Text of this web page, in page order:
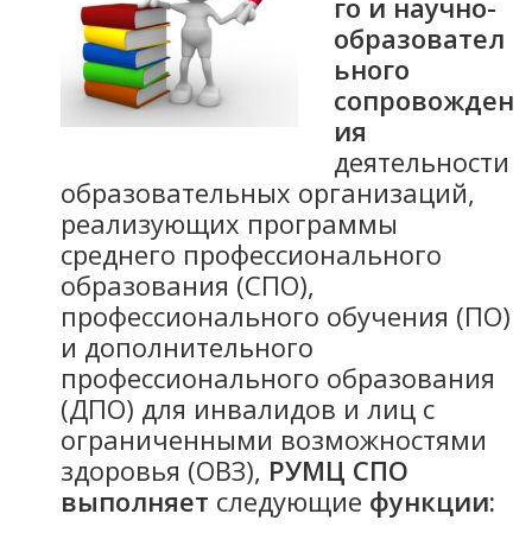
образовател
ьного
сопровожден
ия
деятельности
образовательных организаций,
реализующих программы
среднего профессионального
образования (СПО),
профессионального обучения (ПО)
и дополнительного
профессионального образования
(ДПО) для инвалидов и лиц с
ограниченными возможностями
здоровья (ОВЗ), РУМЦ СПО
выполняет следующие функции: